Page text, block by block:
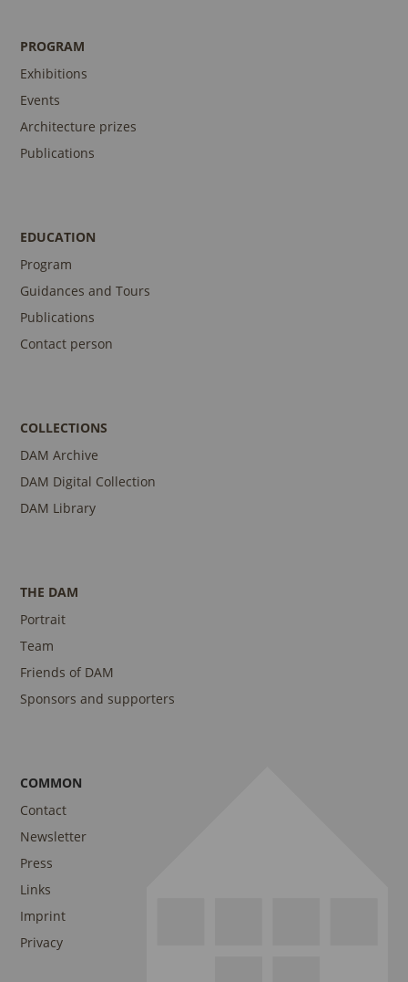
PROGRAM
Exhibitions
Events
Architecture prizes
Publications
EDUCATION
Program
Guidances and Tours
Publications
Contact person
COLLECTIONS
DAM Archive
DAM Digital Collection
DAM Library
THE DAM
Portrait
Team
Friends of DAM
Sponsors and supporters
COMMON
Contact
Newsletter
Press
Links
Imprint
Privacy